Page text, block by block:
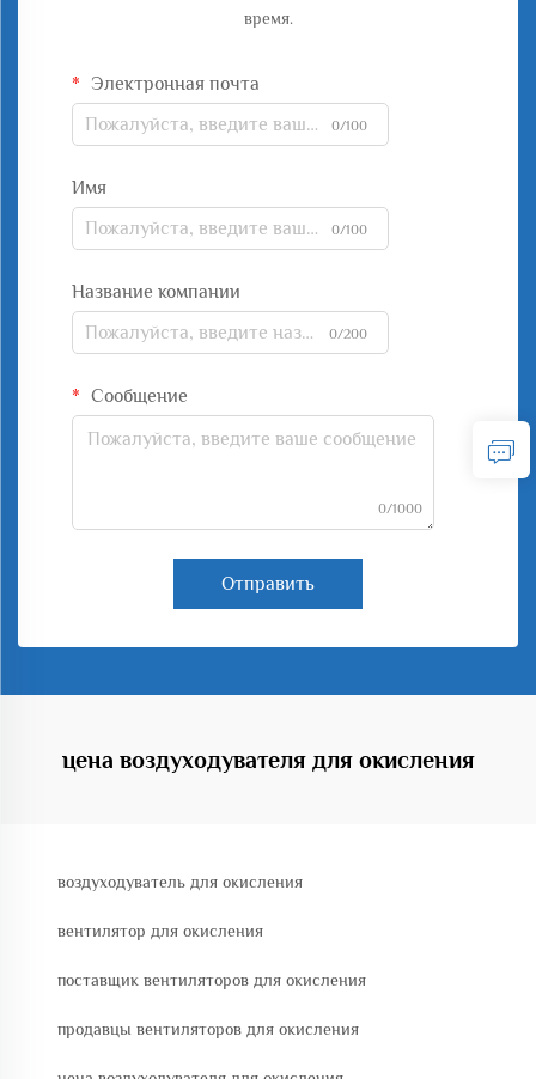
время.
Электронная почта
0/100
Имя
0/100
Название компании
0/200
Сообщение
0/1000
Отправить
цена воздуходувателя для окисления
воздуходуватель для окисления
вентилятор для окисления
поставщик вентиляторов для окисления
продавцы вентиляторов для окисления